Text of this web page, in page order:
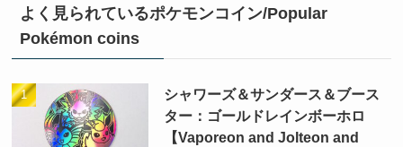
よく見られているポケモンコイン/Popular
Pokémon coins
シャワーズ＆サンダース＆ブース
ター：ゴールドレインボーホロ
【Vaporeon and Jolteon and